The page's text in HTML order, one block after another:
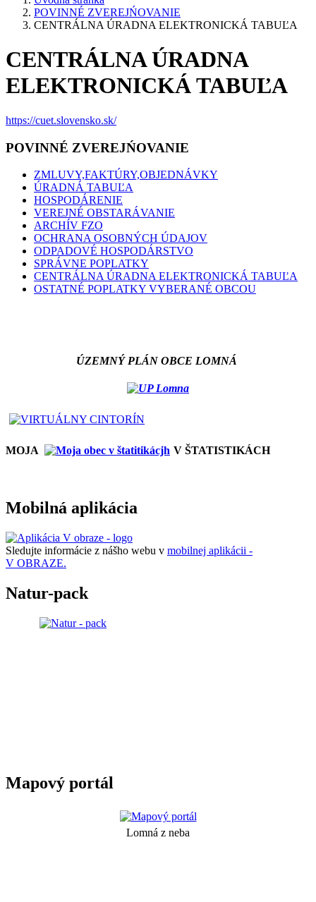
POVINNÉ ZVEREJŃOVANIE
CENTRÁLNA ÚRADNA ELEKTRONICKÁ TABUĽA
CENTRÁLNA ÚRADNA
ELEKTRONICKÁ TABUĽA
https://cuet.slovensko.sk/
POVINNÉ ZVEREJŃOVANIE
ZMLUVY,FAKTÚRY,OBJEDNÁVKY
ÚRADNÁ TABUĽA
HOSPODÁRENIE
VEREJNÉ OBSTARÁVANIE
ARCHÍV FZO
OCHRANA OSOBNÝCH ÚDAJOV
ODPADOVÉ HOSPODÁRSTVO
SPRÁVNE POPLATKY
CENTRÁLNA ÚRADNA ELEKTRONICKÁ TABUĽA
OSTATNÉ POPLATKY VYBERANÉ OBCOU
ÚZEMNÝ PLÁN OBCE LOMNÁ
MOJA V ŠTATISTIKÁCH
Mobilná aplikácia
Sledujte informácie z nášho webu v mobilnej aplikácii -
V OBRAZE.
Natur-pack
Mapový portál
Lomná z neba